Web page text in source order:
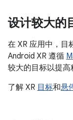
设计较大的
在 XR 应用中，目
Android XR 遵循
较大的目标以提高
了解 XR 目标和悬